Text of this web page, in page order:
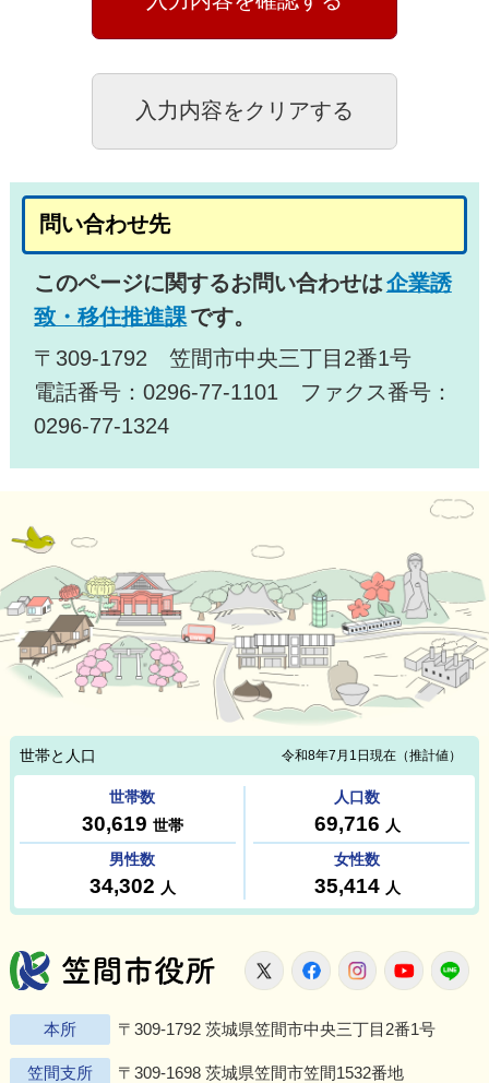
問い合わせ先
このページに関するお問い合わせは企業誘
致・移住推進課です。
〒309-1792 笠間市中央三丁目2番1号
電話番号：0296-77-1101 ファクス番号：
0296-77-1324
笠間市役所
X FacebookInstagram
本所 〒309-1792 茨城県笠間市中央三丁目2番1号
笠間支所 〒309-1698 茨城県笠間市笠間1532番地